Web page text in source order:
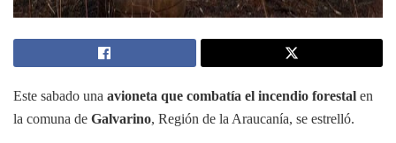
Este sabado una avioneta que combatía el incendio forestal en
la comuna de Galvarino, Región de la Araucanía, se estrelló.